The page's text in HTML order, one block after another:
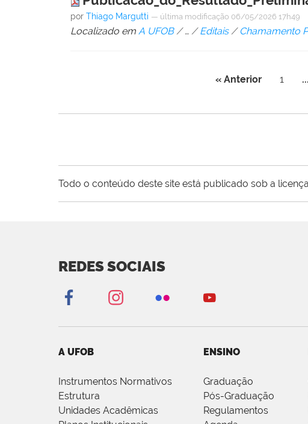
porThiago Margutti — última modificação 06/05/2026 17h49
Localizado em A UFOB /…/Editais / Chamamento
« Anterior 1 ...
Todo o conteúdo deste site está publicado sob a licença
REDES SOCIAIS
A UFOB
Instrumentos Normativos
Estrutura
Unidades Acadêmicas
ENSINO
Graduação
Pós-Graduação
Regulamentos